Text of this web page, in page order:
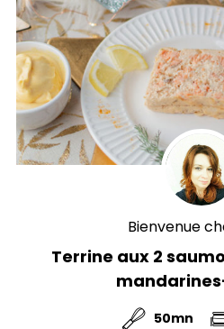
Bienvenue
Terrine aux 2
50mn